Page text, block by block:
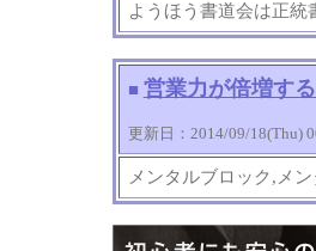
ようほう書道会は正統
■ 営業力が倍増す
更新日：2014/09/18(Thu)
メンタルブロック,メ